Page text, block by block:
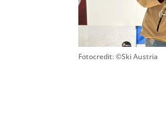
Fotocredit: ©Ski Austria